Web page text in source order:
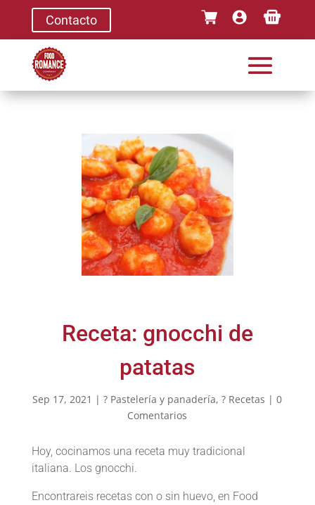
Contacto
Receta: gnocchi de
patatas
Sep 17, 2021 |? Pastelería y panadería,? Recetas |0
Comentarios
Hoy, cocinamos una receta muy tradicional
italiana. Los gnocchi.
Encontrareis recetas con o sin huevo, en Food